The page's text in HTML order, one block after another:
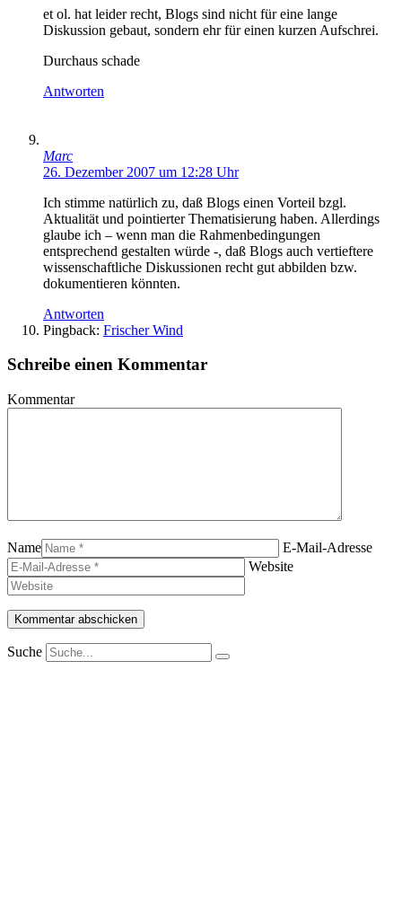
et ol. hat leider recht, Blogs sind nicht für eine lange
Diskussion gebaut, sondern ehr für einen kurzen Aufschrei.
Durchaus schade
Antworten
Marc
26. Dezember 2007 um 12:28 Uhr
Ich stimme natürlich zu, daß Blogs einen Vorteil bzgl.
Aktualität und pointierter Thematisierung haben. Allerdings
glaube ich – wenn man die Rahmenbedingungen
entsprechend gestalten würde -, daß Blogs auch vertieftere
wissenschaftliche Diskussionen recht gut abbilden bzw.
dokumentieren könnten.
Antworten
Pingback: Frischer Wind
Schreibe einen Kommentar
Kommentar
Name
E-Mail-Adresse
Website
Suche